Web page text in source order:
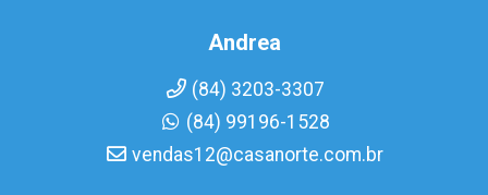
Andrea
(84) 3203-3307
(84) 99196-1528
vendas12@casanorte.com.br